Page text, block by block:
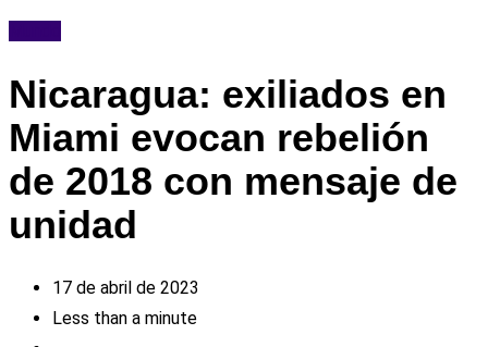
Nicaragua: exiliados en
Miami evocan rebelión
de 2018 con mensaje de
unidad
17 de abril de 2023
Less than a minute